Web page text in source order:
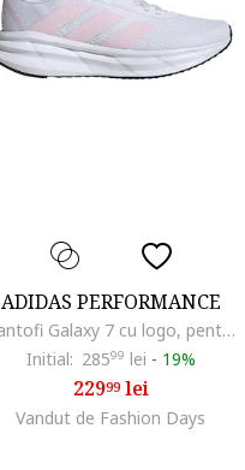
ADIDAS PERFORMANCE
Pantofi Galaxy 7 cu logo, pentru alergare, Alb murdar/Roz pal
Initial: 28599 lei - 19%
22999lei
Vandut de Fashion Days